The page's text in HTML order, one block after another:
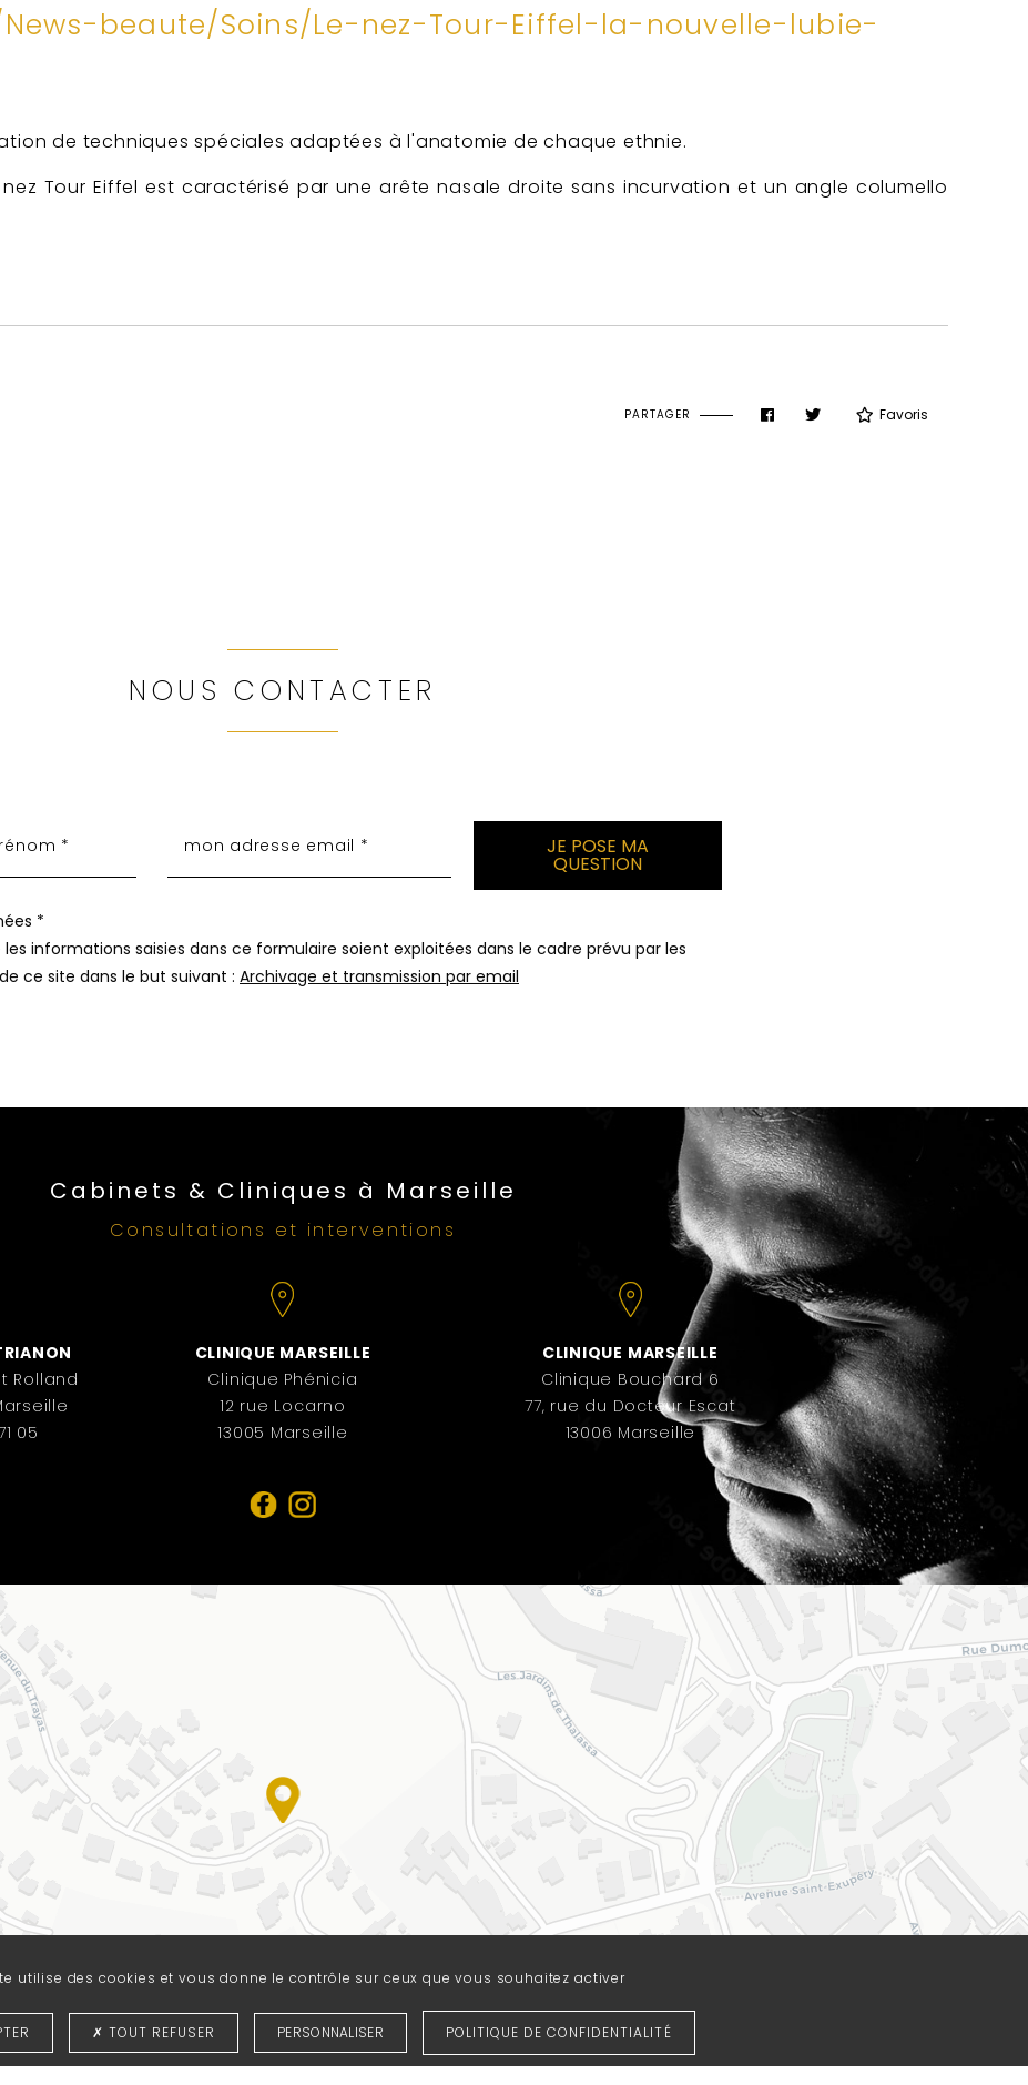
beaute/Soins/Le-nez-Tour-Eiffel-la-nouvelle-lubie-
de techniques spéciales adaptées à l'anatomie de chaque ethnie.
Tour Eiffel est caractérisé par une arête nasale droite sans incurvation et un angle columello
PARTAGER Favoris
NOUS CONTACTER
*
informations saisies dans ce formulaire soient exploitées dans le cadre prévu par les
ce site dans le but suivant : Archivage et transmission par email
Cabinets & Cliniques à Marseille
Consultations et interventions
Rolland
05
CLINIQUE MARSEILLE
Clinique Phénicia
12 rue Locarno
13005 Marseille
CLINIQUE MARSEILLE
Clinique Bouchard 6
77, rue du Docteur Escat
13006 Marseille
utilise des cookies et vous donne le contrôle sur ceux que vous souhaitez activer
TOUT REFUSER PERSONNALISER POLITIQUE DE CONFIDENTIALITÉ